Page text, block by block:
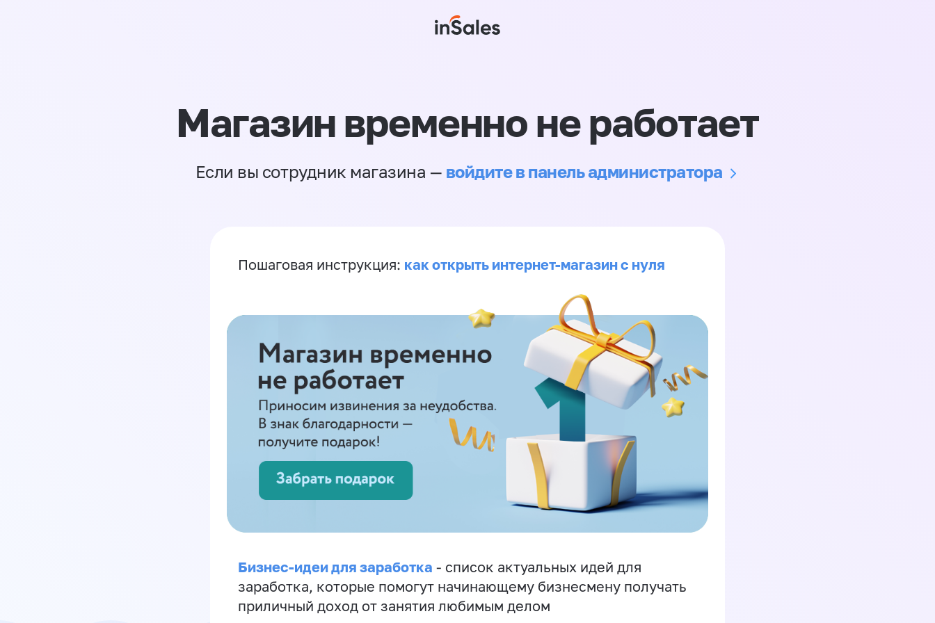
Магазин временно не работает
Если вы сотрудник магазина — войдите в панель администратора
Пошаговая инструкция: как открыть интернет-магазин с нуля
Бизнес-идеи для заработка - список актуальных идей для
заработка, которые помогут начинающему бизнесмену получать
приличный доход от занятия любимым делом